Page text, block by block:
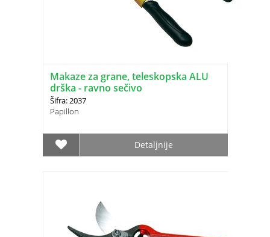
Makaze za grane, teleskopska ALU
drška - ravno sečivo
Šifra: 2037
Papillon
Detaljnije